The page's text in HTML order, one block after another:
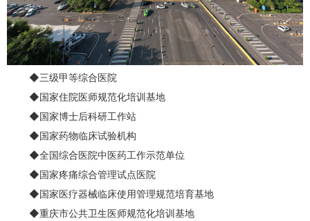
◆三级甲等综合医院
◆国家住院医师规范化培训基地
◆国家博士后科研工作站
◆国家药物临床试验机构
◆全国综合医院中医药工作示范单位
◆国家疼痛综合管理试点医院
◆国家医疗器械临床使用管理规范培育基地
◆重庆市公共卫生医师规范化培训基地